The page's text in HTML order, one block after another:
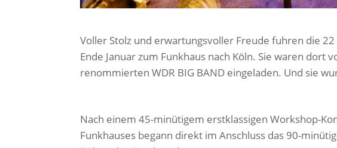
Voller Stolz und erwartungsvoller Freude fuhren die
Ende Januar zum Funkhaus nach Köln. Sie waren dort
renommierten WDR BIG BAND eingeladen. Und sie
Nach einem 45-minütigem erstklassigen Workshop-
Funkhauses begann direkt im Anschluss das 90-